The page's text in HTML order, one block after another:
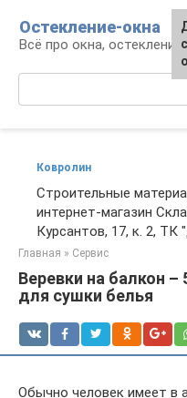
контенту
Остекление-окна
Всё про окна,
Ковролин
Строительные
интернет-магазин
Курсантов, 17, к. 2, ТК
Главная » Сервис
Веревки на балкон
для сушки белья
Обычно человек имеет в